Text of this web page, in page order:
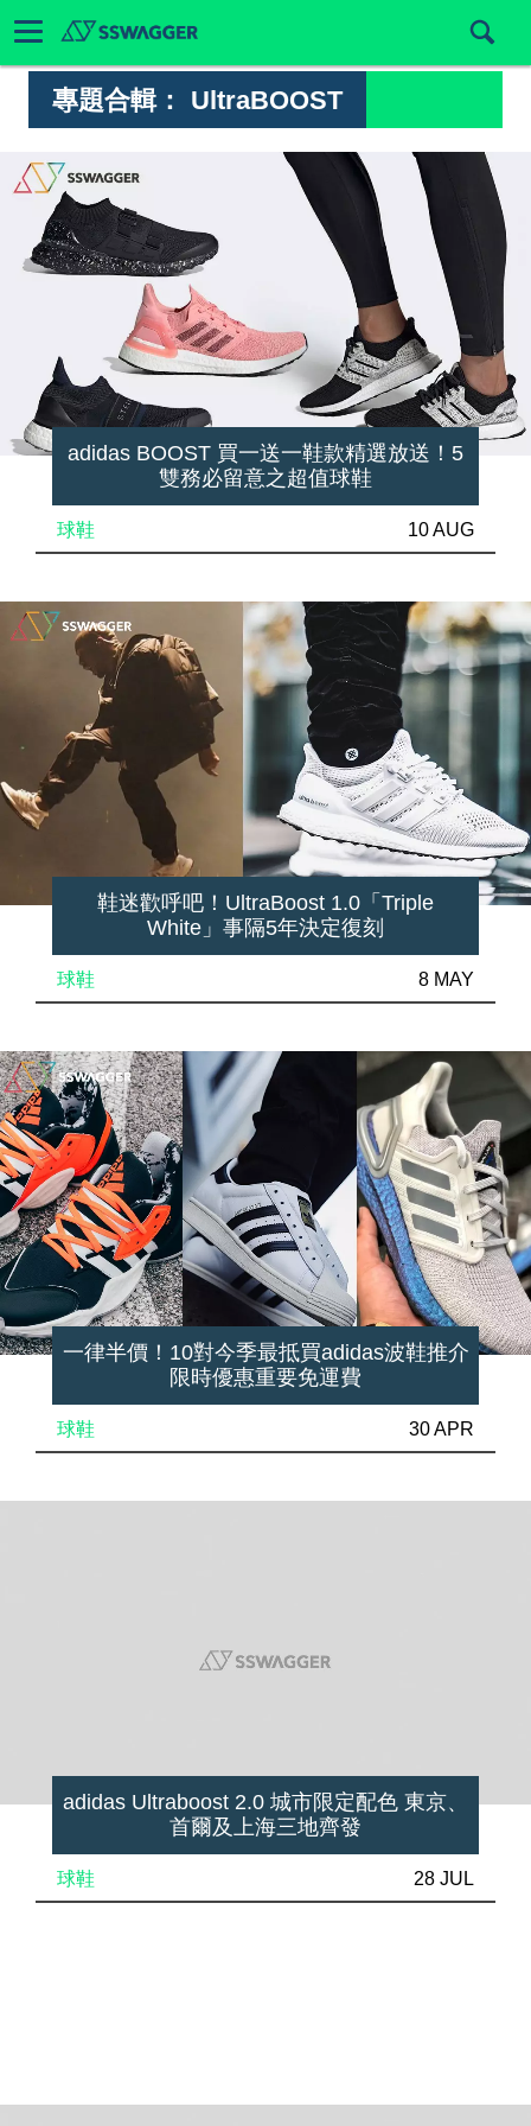
專題合輯： UltraBOOST
adidas BOOST 買一送一鞋款精選放送！5
雙務必留意之超值球鞋
球鞋 10 AUG
鞋迷歡呼吧！UltraBoost 1.0「Triple
White」事隔5年決定復刻
球鞋 8 MAY
一律半價！10對今季最抵買adidas波鞋推介
限時優惠重要免運費
球鞋 30 APR
adidas Ultraboost 2.0 城市限定配色 東京、
首爾及上海三地齊發
球鞋 28 JUL